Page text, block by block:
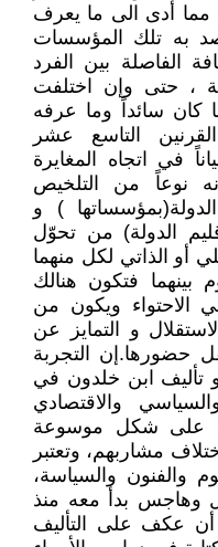
أدى الى ما يعرف
به تلك المؤسسات
الفاصلة بين الفرد
، حتى وإن اختلفت
كان سائداً وما عرفه
التاسع عشر
في اتجاه المغايرة
نوعاً من التلخيص
) و
الدولة) من تحوّل
أو الذاتي لكل منهما
بينهما فتكون هنالك
الاحتواء ويكون من
و التمايز عن
حضورها.إن التجربة
تأليف ابن خلدون في
والاقتصادي
على شكل موسوعة
مشاربهم، وتعتبر
والفنون والسياسة،
وهاجس بدأ معه منذ
أن عكف على التأليف